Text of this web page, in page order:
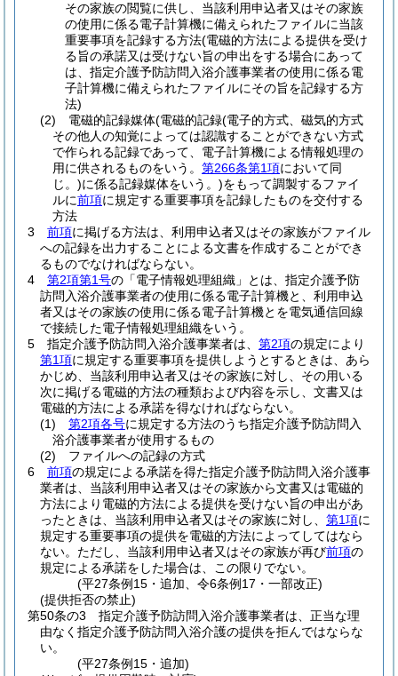
その家族の閲覧に供し、当該利用申込者又はその家族
の使用に係る電子計算機に備えられたファイルに当該
重要事項を記録する方法(電磁的方法による提供を受け
る旨の承諾又は受けない旨の申出をする場合にあって
は、指定介護予防訪問入浴介護事業者の使用に係る電
子計算機に備えられたファイルにその旨を記録する方
法)
(2)
電磁的記録媒体(電磁的記録(電子的方式、磁気的方式
その他人の知覚によっては認識することができない方式
で作られる記録であって、電子計算機による情報処理の
用に供されるものをいう。 第266条第1項において同
じ。)に係る記録媒体をいう。)をもって調製するファイ
ルに前項に規定する重要事項を記録したものを交付する
方法
3
前項に掲げる方法は、利用申込者又はその家族がファイル
への記録を出力することによる文書を作成することができ
るものでなければならない。
4
第2項第1号の「電子情報処理組織」とは、指定介護予防
訪問入浴介護事業者の使用に係る電子計算機と、利用申込
者又はその家族の使用に係る電子計算機とを電気通信回線
で接続した電子情報処理組織をいう。
5
指定介護予防訪問入浴介護事業者は、 第2項の規定により
第1項に規定する重要事項を提供しようとするときは、あら
かじめ、当該利用申込者又はその家族に対し、その用いる
次に掲げる電磁的方法の種類および内容を示し、文書又は
電磁的方法による承諾を得なければならない。
(1)
第2項各号に規定する方法のうち指定介護予防訪問入
浴介護事業者が使用するもの
(2)
ファイルへの記録の方式
6
前項の規定による承諾を得た指定介護予防訪問入浴介護事
業者は、当該利用申込者又はその家族から文書又は電磁的
方法により電磁的方法による提供を受けない旨の申出があ
ったときは、当該利用申込者又はその家族に対し、 第1項に
規定する重要事項の提供を電磁的方法によってしてはなら
ない。 ただし、当該利用申込者又はその家族が再び前項の
規定による承諾をした場合は、この限りでない。
(平27条例15・追加、令6条例17・一部改正)
(提供拒否の禁止)
第50条の3
指定介護予防訪問入浴介護事業者は、正当な理
由なく指定介護予防訪問入浴介護の提供を拒んではならな
い。
(平27条例15・追加)